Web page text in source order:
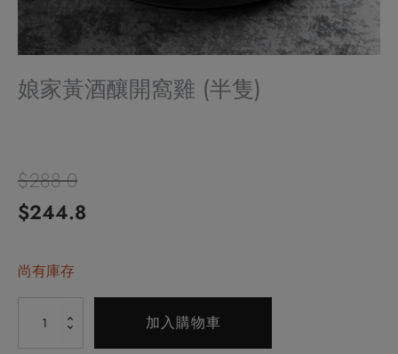
娘家黃酒釀開窩雞 (半隻)
$288.0
原
價
格：
$288.0。
$244.8
格：
$244.8。
尚有庫存
加入購物車